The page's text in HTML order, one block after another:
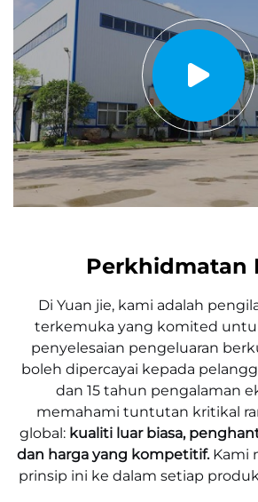
Perkhidmatan
Di Yuan jie, kami adalah
terkemuka yang komited
penyelesaian pengeluaran
boleh dipercayai kepada
dan 15 tahun pengalaman
memahami tuntutan kritikal
global: kualiti luar biasa,
dan harga yang kompetitif. Kami
prinsip ini ke dalam setiap